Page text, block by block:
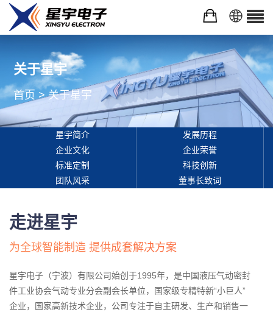
关于星宇
首页 >关于星宇
星宇简介
发展历程
企业文化
企业荣誉
标准定制
科技创新
团队风采
董事长致词
走进星宇
为全球智能制造 提供成套解决方案
星宇电子（宁波）有限公司始创于1995年，是中国液压气动密封
件工业协会气动专业分会副会长单位，国家级专精特新“小巨人”
企业，国家高新技术企业，公司专注于自主研发、生产和销售一